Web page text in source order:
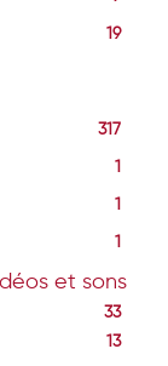
19
317
1
1
1
et sons
33
13